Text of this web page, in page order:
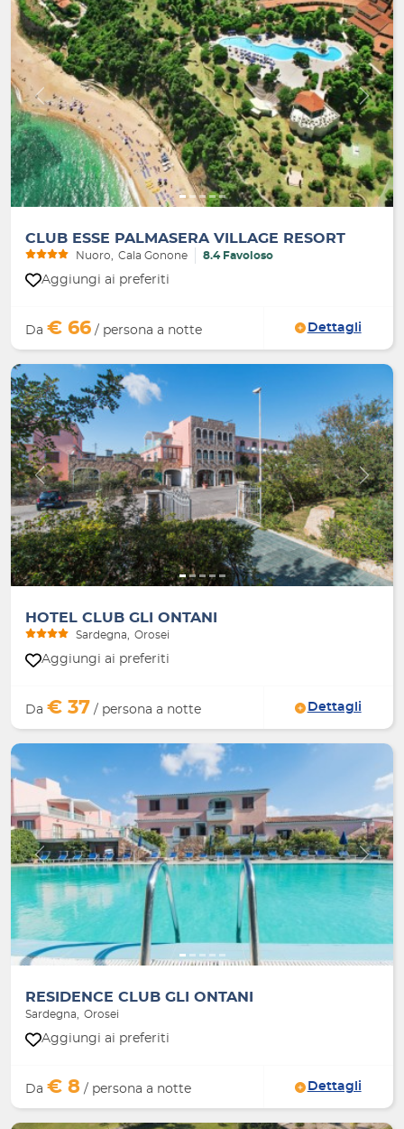
Indietro Avanti
CLUB ESSE PALMASERA VILLAGE RESORT
Nuoro Cala Gonone 8.4 Favoloso
Aggiungi ai preferiti
Da € 66 / persona a notte Dettagli
Indietro Avanti
HOTEL CLUB GLI ONTANI
Sardegna Orosei
Aggiungi ai preferiti
Da € 37 / persona a notte Dettagli
Indietro Avanti
RESIDENCE CLUB GLI ONTANI
Sardegna Orosei
Aggiungi ai preferiti
Da € 8 / persona a notte Dettagli